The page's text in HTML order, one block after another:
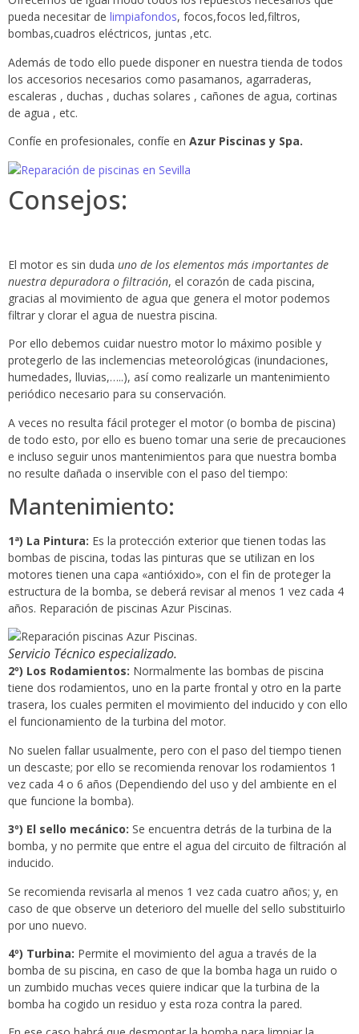
pueda necesitar de limpiafondos, focos,focos led,filtros,
bombas,cuadros eléctricos, juntas ,etc.
Además de todo ello puede disponer en nuestra tienda de todos
los accesorios necesarios como pasamanos, agarraderas,
escaleras , duchas , duchas solares , cañones de agua, cortinas
de agua , etc.
Confíe en profesionales, confíe en Azur Piscinas y Spa.
Consejos:
El motor es sin duda uno de los elementos más importantes de
nuestra depuradora o filtración, el corazón de cada piscina,
gracias al movimiento de agua que genera el motor podemos
filtrar y clorar el agua de nuestra piscina.
Por ello debemos cuidar nuestro motor lo máximo posible y
protegerlo de las inclemencias meteorológicas (inundaciones,
humedades, lluvias,…..), así como realizarle un mantenimiento
periódico necesario para su conservación.
A veces no resulta fácil proteger el motor (o bomba de piscina)
de todo esto, por ello es bueno tomar una serie de precauciones
e incluso seguir unos mantenimientos para que nuestra bomba
no resulte dañada o inservible con el paso del tiempo:
Mantenimiento:
1ª) La Pintura: Es la protección exterior que tienen todas las
bombas de piscina, todas las pinturas que se utilizan en los
motores tienen una capa «antióxido», con el fin de proteger la
estructura de la bomba, se deberá revisar al menos 1 vez cada 4
años. Reparación de piscinas Azur Piscinas.
Servicio Técnico especializado.
2º) Los Rodamientos: Normalmente las bombas de piscina
tiene dos rodamientos, uno en la parte frontal y otro en la parte
trasera, los cuales permiten el movimiento del inducido y con ello
el funcionamiento de la turbina del motor.
No suelen fallar usualmente, pero con el paso del tiempo tienen
un descaste; por ello se recomienda renovar los rodamientos 1
vez cada 4 o 6 años (Dependiendo del uso y del ambiente en el
que funcione la bomba).
3º) El sello mecánico: Se encuentra detrás de la turbina de la
bomba, y no permite que entre el agua del circuito de filtración al
inducido.
Se recomienda revisarla al menos 1 vez cada cuatro años; y, en
caso de que observe un deterioro del muelle del sello substituirlo
por uno nuevo.
4º) Turbina: Permite el movimiento del agua a través de la
bomba de su piscina, en caso de que la bomba haga un ruido o
un zumbido muchas veces quiere indicar que la turbina de la
bomba ha cogido un residuo y esta roza contra la pared.